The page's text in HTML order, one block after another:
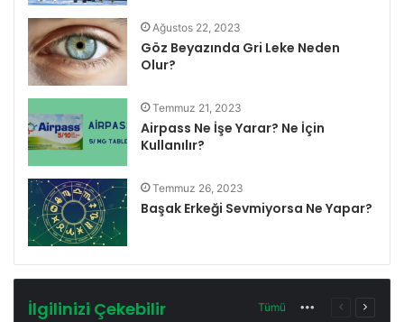
Ağustos 22, 2023
Göz Beyazında Gri Leke Neden
Olur?
Temmuz 21, 2023
Airpass Ne İşe Yarar? Ne İçin
Kullanılır?
Temmuz 26, 2023
Başak Erkeği Sevmiyorsa Ne Yapar?
İlgilinizi Çekebilir Tümü MoreÖncekiSonraki